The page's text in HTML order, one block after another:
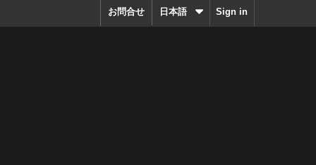
Sign in
日本語
お問合せ